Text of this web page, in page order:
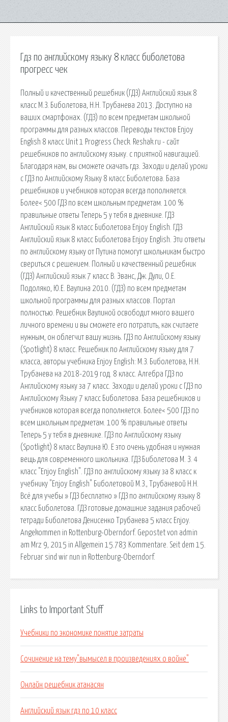
Гдз по английскому языку 8 класс биболетова
прогресс чек
Полный и качественный решебник (ГДЗ) Английский язык 8
класс М.З. Биболетова, Н.Н. Трубанева 2013. Доступно на
ваших смартфонах. (ГДЗ) по всем предметам школьной
программы для разных классов. Переводы текстов Enjoy
English 8 класс Unit 1 Progress Check. Reshak.ru - сайт
решебников по английскому языку. с приятной навигацией.
Благодаря нам, вы сможете скачать гдз. Заходи и делай уроки
с ГДЗ по Английскому Языку 8 класс Биболетова. База
решебников и учебников которая всегда пополняется.
Более< 500 ГДЗ по всем школьным предметам. 100 %
правильные ответы Теперь 5 у тебя в дневнике. ГДЗ
Английский язык 8 класс Биболетова Enjoy English. ГДЗ
Английский язык 8 класс Биболетова Enjoy English. Эти ответы
по английскому языку от Путина помогут школьникам быстро
свериться с решением. Полный и качественный решебник
(ГДЗ) Английский язык 7 класс В. Эванс, Дж. Дули, О.Е.
Подоляко, Ю.Е. Ваулина 2010. (ГДЗ) по всем предметам
школьной программы для разных классов. Портал
полностью. Решебник Ваулиной освободит много вашего
личного времени и вы сможете его потратить, как считаете
нужным, он облегчит вашу жизнь. ГДЗ по Английскому языку
(Spotlight) 8 класс. Решебник по Английскому языку для 7
класса, авторы учебника Enjoy English: М.З. Биболетова, Н.Н.
Трубанева на 2018-2019 год. 8 класс. Алгебра ГДЗ по
Английскому языку за 7 класс. Заходи и делай уроки с ГДЗ по
Английскому Языку 7 класс Биболетова. База решебников и
учебников которая всегда пополняется. Более< 500 ГДЗ по
всем школьным предметам. 100 % правильные ответы
Теперь 5 у тебя в дневнике. ГДЗ по Английскому языку
(Spotlight) 8 класс Ваулина Ю. Е это очень удобная и нужная
вещь для современного школьника. ГДЗ Биболетова М. З. 4
класс "Enjoy English". ГДЗ по английскому языку за 8 класс к
учебнику "Enjoy English" Биболетовой М.З., Трубаневой Н.Н.
Всё для учебы » ГДЗ бесплатно » ГДЗ по английскому языку 8
класс Биболетова. ГДЗ готовые домашние задания рабочей
тетради Биболетова Денисенко Трубанева 5 класс Enjoy.
Angekommen in Rottenburg-Oberndorf. Gepostet von admin
am Mrz 9, 2015 in Allgemein 15.783 Kommentare. Seit dem 15.
Februar sind wir nun in Rottenburg-Oberndorf.
Links to Important Stuff
Учебники по экономике понятие затраты
Сочинение на тему"вымысел в произведениях о войне"
Онлайн решебник атанасян
Английский язык гдз по 10 класс